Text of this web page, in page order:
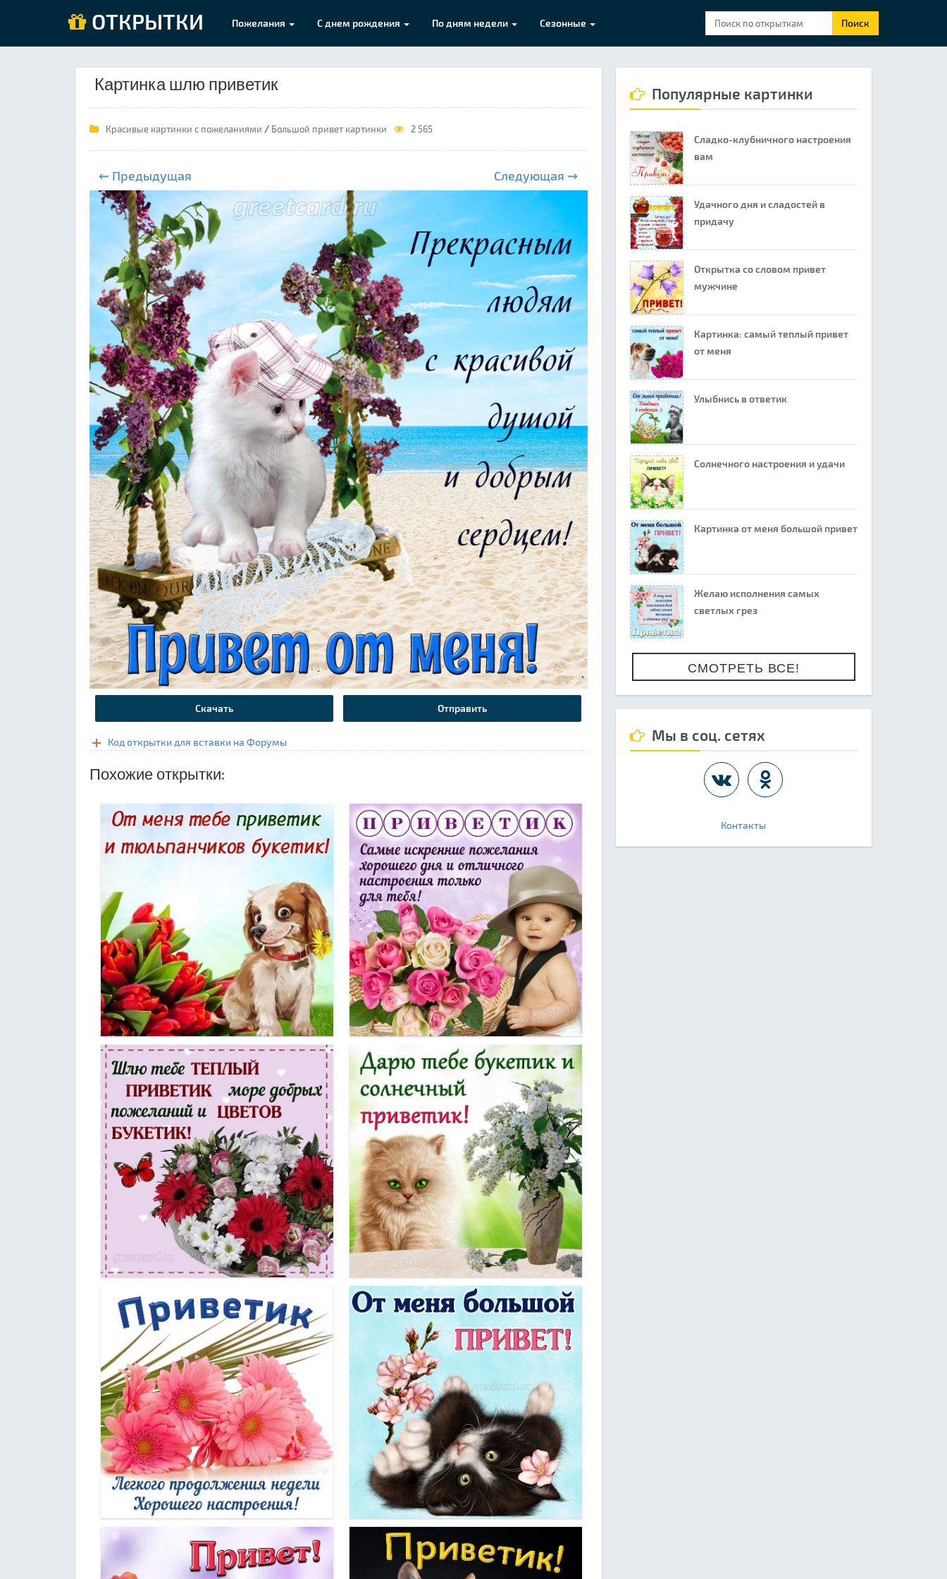
ОТКРЫТКИ Пожелания С днем рождения По дням недели Сезонные Поиск
Картинка шлю приветик
Красивые картинки с пожеланиями / Большой привет картинки 2 565
⇜ Предыдущая Следующая ⇝
Скачать Отправить
Код открытки для вставки на Форумы
Похожие открытки:
Популярные картинки
Сладко-клубничного настроения
вам
Удачного дня и сладостей в
придачу
Открытка со словом привет
мужчине
Картинка: самый теплый привет
от меня
Улыбнись в ответик
Солнечного настроения и удачи
Картинка от меня большой привет
Желаю исполнения самых
светлых грез
СМОТРЕТЬ ВСЕ!
Мы в соц. сетях
Контакты